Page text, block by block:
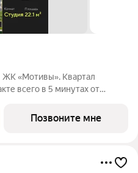
ЖК «Мотивы». Квартал
от
дорожные развязки, а в 2026
Позвоните мне